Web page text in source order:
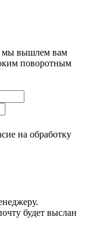
мы вышлем вам
поворотным
на обработку
будет выслан